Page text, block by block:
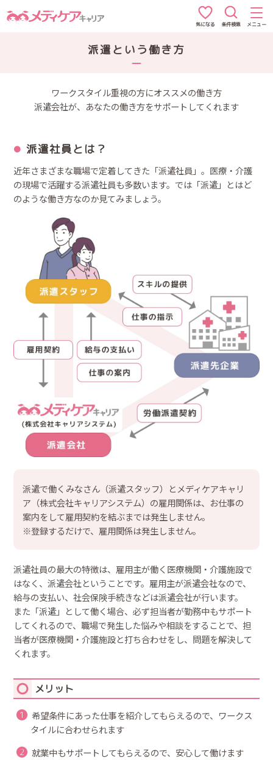
気になる 条件検索 メニュー
派遣という働き方
ワークスタイル重視の方にオススメの働き方
派遣会社が、あなたの働き方をサポートしてくれます
派遣社員とは？
近年さまざまな職場で定着してきた「派遣社員」。医療・介護
の現場で活躍する派遣社員も多数います。では「派遣」とはど
のような働き方なのか見てみましょう。
派遣で働くみなさん（派遣スタッフ）とメディケアキャリ
ア（株式会社キャリアシステム）の雇用関係は、お仕事の
案内をして雇用契約を結ぶまでは発生しません。
※登録するだけで、雇用関係は発生しません。
派遣社員の最大の特徴は、雇用主が働く医療機関・介護施設で
はなく、派遣会社ということです。雇用主が派遣会社なので、
給与の支払い、社会保険手続きなどは派遣会社が行います。
また「派遣」として働く場合、必ず担当者が勤務中もサポート
してくれるので、職場で発生した悩みや相談をすることで、担
当者が医療機関・介護施設と打ち合わせをし、問題を解決して
くれます。
メリット
❶ 希望条件にあった仕事を紹介してもらえるので、ワークス
タイルに合わせられます
❷ 就業中もサポートしてもらえるので、安心して働けます